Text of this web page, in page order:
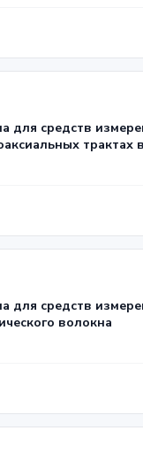
для средств
трактах
для средств
волокна